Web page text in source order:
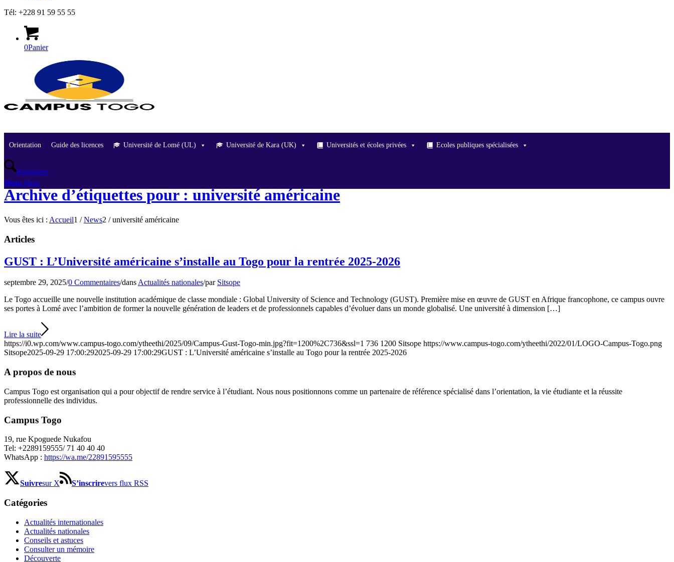
Tél: +228 91 59 55 55
0Panier
Orientation Guide des licences Université de Lomé (UL) Université de Kara (UK) Universités et écoles privées Ecoles publiques spécialisées
Rechercher
Menu Menu
Archive d’étiquettes pour : université américaine
Vous êtes ici : Accueil1 / News2 / université américaine
Articles
GUST : L’Université américaine s’installe au Togo pour la rentrée 2025-2026
septembre 29, 2025/0 Commentaires/dansActualités nationales/par Sitsope
Le Togo accueille une nouvelle institution académique de classe mondiale : Global University of Science and Technology (GUST). Première mise en œuvre de GUST en Afrique francophone, ce campus ouvre
ses portes à Lomé avec l’ambition de former la nouvelle génération de leaders et de professionnels capables d’évoluer dans un monde globalisé. Une université à dimension […]
Lire la suite
https://i0.wp.com/www.campus-togo.com/ytheethi/2025/09/Campus-Gust-Togo-min.jpg?fit=1200%2C736&ssl=1 736 1200 Sitsope https://www.campus-togo.com/ytheethi/2022/01/LOGO-Campus-Togo.png
Sitsope2025-09-29 17:00:292025-09-29 17:00:29GUST : L’Université américaine s’installe au Togo pour la rentrée 2025-2026
A propos de nous
Campus Togo est organisation qui a pour objectif de rendre service à l’étudiant. Nous nous positionnons comme un partenaire de référence spécialisé dans l’orientation, la vie étudiante et la réussite
professionnelle des individus.
Campus Togo
19, rue Kpoguede Nukafou
Tel: +2289159555/ 71 40 40 40
WhatsApp : https://wa.me/22891595555
Suivresur X S’inscrirevers flux RSS
Catégories
Actualités internationales
Actualités nationales
Conseils et astuces
Consulter un mémoire
Découverte